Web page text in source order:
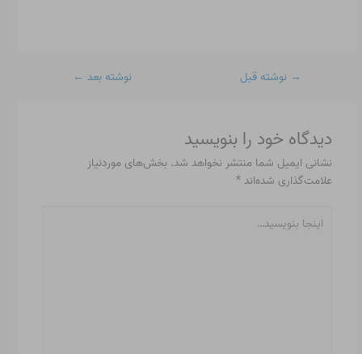
→ نوشته قبل نوشته بعد ←
دیدگاه‌ خود را بنویسید
نشانی ایمیل شما منتشر نخواهد شد. بخش‌های موردنیاز
علامت‌گذاری شده‌اند *
بنویسید…